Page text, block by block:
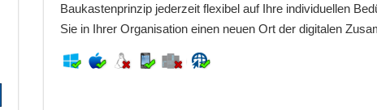
Baukastenprinzip jederzeit flexibel auf Ihre individuellen
Sie in Ihrer Organisation einen neuen Ort der digitalen